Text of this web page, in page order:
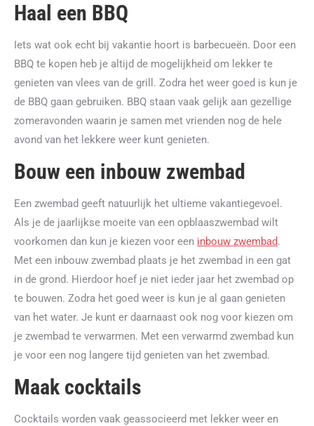
Haal een BBQ
Iets wat ook echt bij vakantie hoort is barbecueën. Door een
BBQ te kopen heb je altijd de mogelijkheid om lekker te
genieten van vlees van de grill. Zodra het weer goed is kun je
de BBQ gaan gebruiken. BBQ staan vaak gelijk aan gezellige
zomeravonden waarin je samen met vrienden nog de hele
avond van het lekkere weer kunt genieten.
Bouw een inbouw zwembad
Een zwembad geeft natuurlijk het ultieme vakantiegevoel.
Als je de jaarlijkse moeite van een opblaaszwembad wilt
voorkomen dan kun je kiezen voor een inbouw zwembad.
Met een inbouw zwembad plaats je het zwembad in een gat
in de grond. Hierdoor hoef je niet ieder jaar het zwembad op
te bouwen. Zodra het goed weer is kun je al gaan genieten
van het water. Je kunt er daarnaast ook nog voor kiezen om
je zwembad te verwarmen. Met een verwarmd zwembad kun
je voor een nog langere tijd genieten van het zwembad.
Maak cocktails
Cocktails worden vaak geassocieerd met lekker weer en